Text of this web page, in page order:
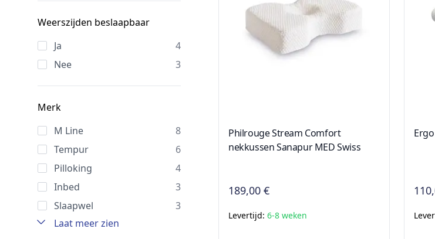
Weerszijden beslaapbaar
Ja
4
Nee
3
Merk
M Line
8
Tempur
6
Pilloking
4
Inbed
3
Slaapwel
3
Laat meer zien
Philrouge Stream Comfort
nekkussen Sanapur MED Swiss
189,00 €
Levertijd: 6-8 weken